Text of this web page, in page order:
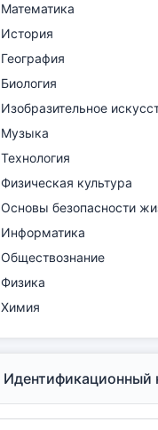
Математика
История
География
Биология
Изобразительное
Музыка
Технология
Физическая культура
Основы безопасности
Информатика
Обществознание
Физика
Химия
Идентификационный